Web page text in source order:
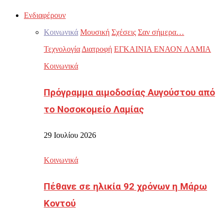
Ενδιαφέρουν
Κοινωνικά Μουσική Σχέσεις Σαν σήμερα…
Τεχνολογία Διατροφή ΕΓΚΑΙΝΙΑ ΕΝΑΟΝ ΛΑΜΙΑ
Κοινωνικά
Πρόγραμμα αιμοδοσίας Αυγούστου από
το Νοσοκομείο Λαμίας
29 Ιουλίου 2026
Κοινωνικά
Πέθανε σε ηλικία 92 χρόνων η Μάρω
Κοντού